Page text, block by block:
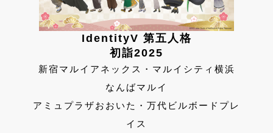
IdentityV 第五人格
初詣2025
新宿マルイアネックス・マルイシティ横浜
なんばマルイ
アミュプラザおおいた・万代ビルボードプレ
イス